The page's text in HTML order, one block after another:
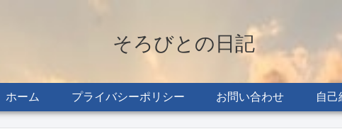
そろびとの日記
ホーム プライバシーポリシー お問い合わせ 自己